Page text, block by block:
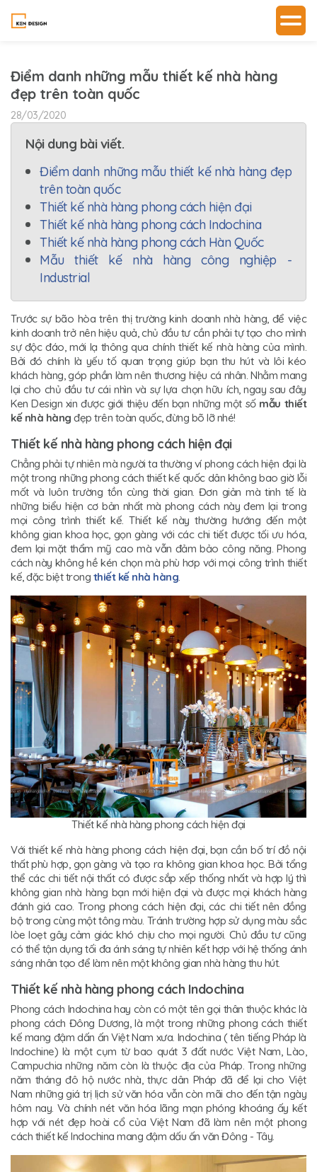
Điểm danh những mẫu thiết kế nhà hàng
đẹp trên toàn quốc
28/03/2020
Nội dung bài viết.
Điểm danh những mẫu thiết kế nhà hàng đẹp
trên toàn quốc
Thiết kế nhà hàng phong cách hiện đại
Thiết kế nhà hàng phong cách Indochina
Thiết kế nhà hàng phong cách Hàn Quốc
Mẫu thiết kế nhà hàng công nghiệp -
Industrial
Trước sự bão hòa trên thị trường kinh doanh nhà hàng, để việc
kinh doanh trở nên hiệu quả, chủ đầu tư cần phải tự tạo cho mình
sự độc đáo, mới lạ thông qua chính thiết kế nhà hàng của mình.
Bởi đó chính là yếu tố quan trọng giúp bạn thu hút và lôi kéo
khách hàng, góp phần làm nên thương hiệu cá nhân. Nhằm mang
lại cho chủ đầu tư cái nhìn và sự lựa chọn hữu ích, ngay sau đây
Ken Design xin được giới thiệu đến bạn những một số mẫu thiết
kế nhà hàng đẹp trên toàn quốc, đừng bõ lỡ nhé!
Thiết kế nhà hàng phong cách hiện đại
Chẳng phải tự nhiên mà người ta thường ví phong cách hiện đại là
một trong những phong cách thiết kế quốc dân không bao giờ lỗi
mốt và luôn trường tồn cùng thời gian. Đơn giản mà tinh tế là
những biểu hiện cơ bản nhất mà phong cách này đem lại trong
mọi công trình thiết kế. Thiết kế này thường hướng đến một
không gian khoa học, gọn gàng với các chi tiết được tối ưu hóa,
đem lại mặt thẩm mỹ cao mà vẫn đảm bảo công năng. Phong
cách này không hề kén chọn mà phù hơp với mọi công trình thiết
kế, đặc biệt trong thiết kế nhà hàng.
Thiết kế nhà hàng phong cách hiện đại
Với thiết kế nhà hàng phong cách hiện đại, bạn cần bố trí đồ nội
thất phù hợp, gọn gàng và tạo ra không gian khoa học. Bởi tổng
thể các chi tiết nội thất có được sắp xếp thống nhất và hợp lý thì
không gian nhà hàng bạn mới hiện đại và được mọi khách hàng
đánh giá cao. Trong phong cách hiện đại, các chi tiết nên đồng
bộ trong cùng một tông màu. Tránh trường hợp sử dụng màu sắc
lòe loẹt gây cảm giác khó chịu cho mọi người. Chủ đầu tư cũng
có thể tận dụng tối đa ánh sáng tự nhiên kết hợp với hệ thống ánh
sáng nhân tạo để làm nên một không gian nhà hàng thu hút.
Thiết kế nhà hàng phong cách Indochina
Phong cách Indochina hay còn có một tên gọi thân thuộc khác là
phong cách Đông Dương, là một trong những phong cách thiết
kế mang đậm dấn ấn Việt Nam xưa. Indochina ( tên tiếng Pháp là
Indochine) là một cụm từ bao quát 3 đất nước Việt Nam, Lào,
Campuchia những năm còn là thuộc địa của Pháp. Trong những
năm tháng đô hộ nước nhà, thực dân Pháp đã để lại cho Việt
Nam những giá trị lịch sử văn hóa vẫn còn mãi cho đến tận ngày
hôm nay. Và chính nét văn hóa lãng mạn phóng khoáng ấy kết
hợp với nét đẹp hoài cổ của Việt Nam đã làm nên một phong
cách thiết kế Indochina mang đậm dấu ấn văn Đông - Tây.